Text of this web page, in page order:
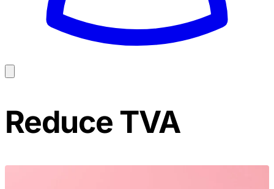
Reduce TVA